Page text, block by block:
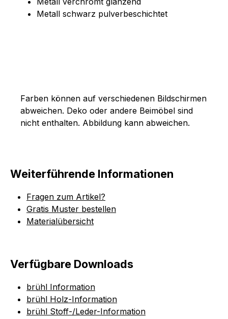
Metall schwarz pulverbeschichtet
Farben können auf verschiedenen Bildschirmen
abweichen. Deko oder andere Beimöbel sind
nicht enthalten. Abbildung kann abweichen.
Weiterführende Informationen
Fragen zum Artikel?
Gratis Muster bestellen
Materialübersicht
Verfügbare Downloads
brühl Information
brühl Holz-Information
brühl Stoff-/Leder-Information